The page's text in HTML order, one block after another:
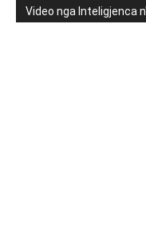
Video nga Inteligjenca